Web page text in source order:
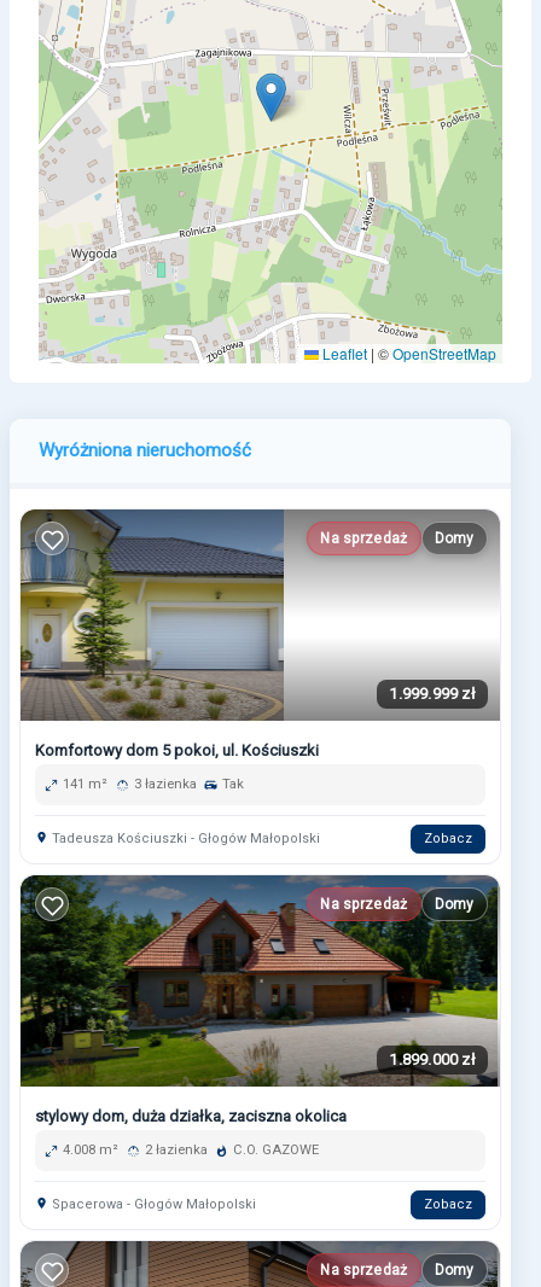
Leaflet | ©OpenStreetMap
Wyróżniona nieruchomość
Na sprzedaż Domy
1.999.999 zł
Komfortowy dom 5 pokoi, ul. Kościuszki
141 m² 3 łazienka Tak
Tadeusza Kościuszki - Głogów Małopolski Zobacz
Na sprzedaż Domy
1.899.000 zł
stylowy dom, duża działka, zaciszna okolica
4.008 m² 2 łazienka C.O. GAZOWE
Spacerowa - Głogów Małopolski Zobacz
Na sprzedaż Domy